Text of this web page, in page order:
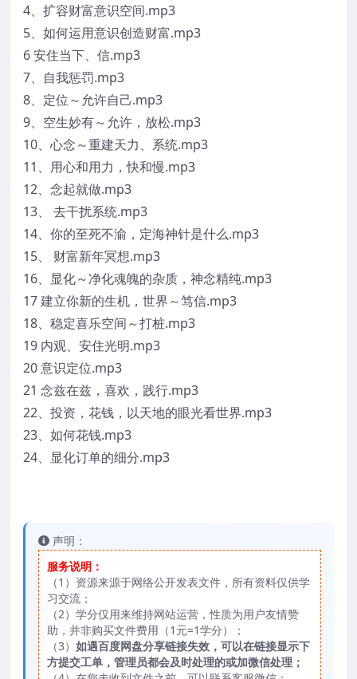
4、扩容财富意识空间.mp3
5、如何运用意识创造财富.mp3
6 安住当下、信.mp3
7、自我惩罚.mp3
8、定位～允许自己.mp3
9、空生妙有～允许，放松.mp3
10、心念～重建天力、系统.mp3
11、用心和用力，快和慢.mp3
12、念起就做.mp3
13、 去干扰系统.mp3
14、你的至死不渝，定海神针是什么.mp3
15、 财富新年冥想.mp3
16、显化～净化魂魄的杂质，神念精纯.mp3
17 建立你新的生机，世界～笃信.mp3
18、稳定喜乐空间～打桩.mp3
19 内观、安住光明.mp3
20 意识定位.mp3
21 念兹在兹，喜欢，践行.mp3
22、投资，花钱，以天地的眼光看世界.mp3
23、如何花钱.mp3
24、显化订单的细分.mp3
声明：
服务说明：
（1）资源来源于网络公开发表文件，所有资料仅供学
习交流；
（2）学分仅用来维持网站运营，性质为用户友情赞
助，并非购买文件费用（1元=1学分）；
（3） 如遇百度网盘分享链接失效，可以在链接显示下
方提交工单，管理员都会及时处理的或加微信处理；